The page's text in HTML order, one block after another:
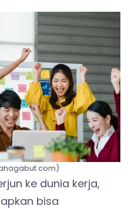
ke dunia kerja,
bisa